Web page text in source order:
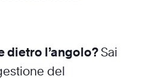
dietro l’angolo? Sai
del